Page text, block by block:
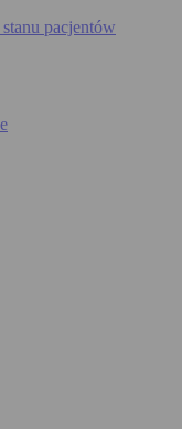
pacjentów